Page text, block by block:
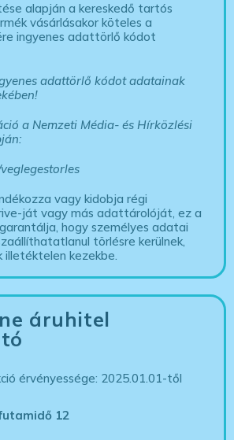
alapján a kereskedő tartós
vásárlásakor köteles a
ingyenes adattörlő kódot
adattörlő kódot adatainak
a Nemzeti Média- és Hírközlési
vagy kidobja régi
ját vagy más adattárolóját, ez a
hogy személyes adatai
törlésre kerülnek,
illetéktelen kezekbe.
áruhitel
érvényessége: 2025.01.01-től
12